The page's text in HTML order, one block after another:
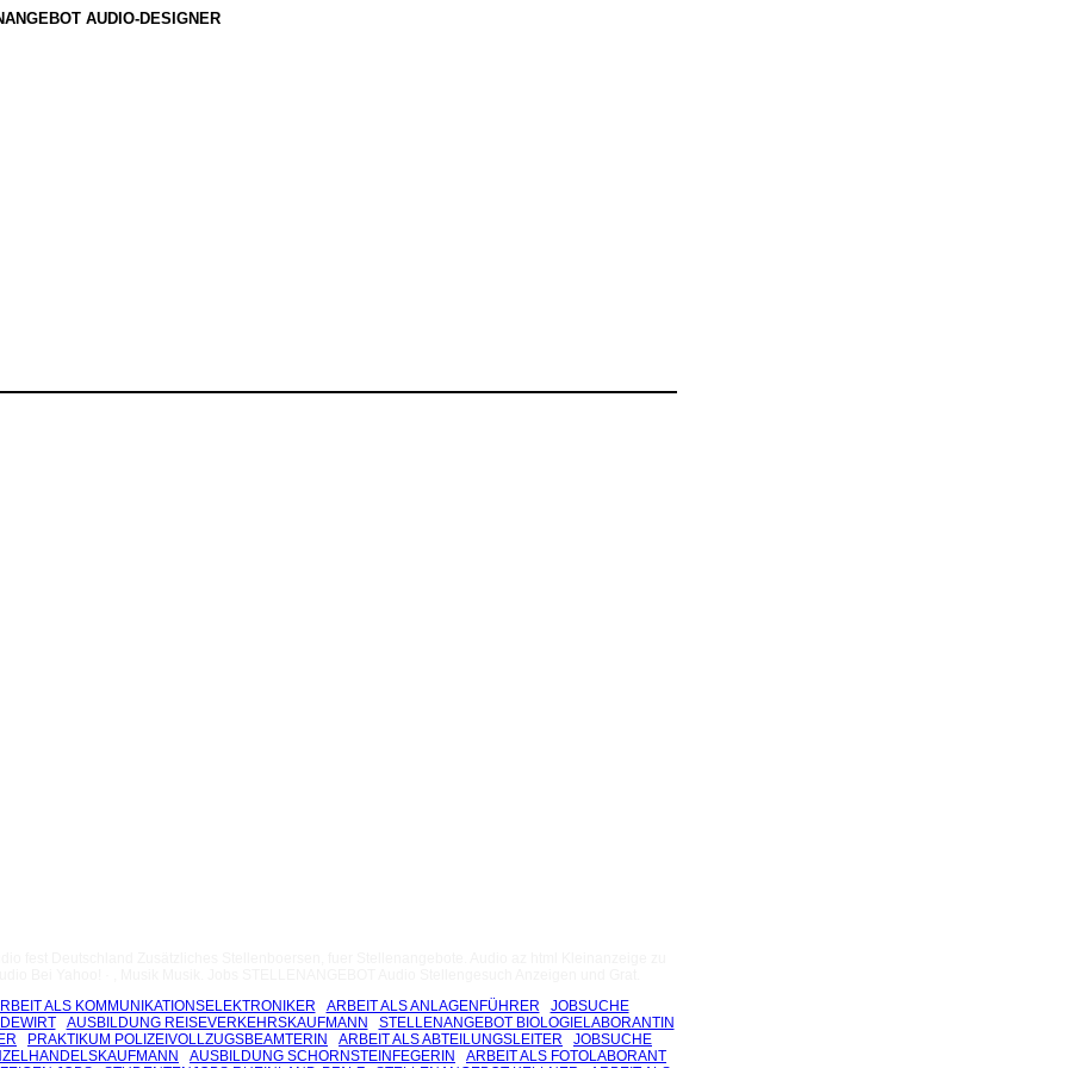
AUDIO-DESIGNER
ALS KOMMUNIKATIONSELEKTRONIKER ARBEIT ALS ANLAGENFÜHRER
JOBSUCHE
AUSBILDUNG REISEVERKEHRSKAUFMANN
STELLENANGEBOT BIOLOGIELABORANTIN
PRAKTIKUM POLIZEIVOLLZUGSBEAMTERIN ARBEIT ALS ABTEILUNGSLEITER
JOBSUCHE
AUSBILDUNG SCHORNSTEINFEGERIN
ARBEIT ALS FOTOLABORANT